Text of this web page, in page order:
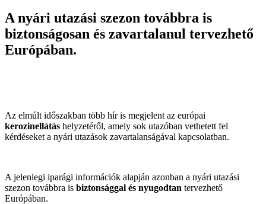
A nyári utazási szezon továbbra is
biztonságosan és zavartalanul tervezhető
Európában.
Az elmúlt időszakban több hír is megjelent az európai
kerozinellátás helyzetéről, amely sok utazóban vethetett fel
kérdéseket a nyári utazások zavartalanságával kapcsolatban.
A jelenlegi iparági információk alapján azonban a nyári utazási
szezon továbbra is biztonsággal és nyugodtan tervezhető
Európában.